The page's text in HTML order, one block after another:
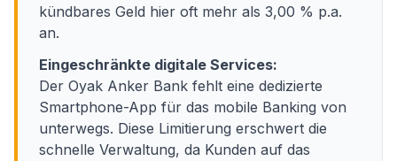
kündbares Geld hier oft mehr als 3,00 % p.a.
an.
Eingeschränkte digitale Services:
Der Oyak Anker Bank fehlt eine dedizierte
Smartphone-App für das mobile Banking von
unterwegs. Diese Limitierung erschwert die
schnelle Verwaltung, da Kunden auf das